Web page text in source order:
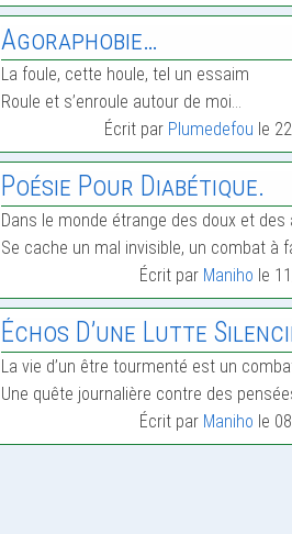
Agoraphobie…
La foule, cette houle, tel un essaim
Roule et s’enroule autour de moi…
Écrit par Plumedefou le
Poésie Pour Diabétique.
Dans le monde étrange des doux et des
Se cache un mal invisible, un combat à
Écrit par Maniho le
Échos D’une Lutte
La vie d’un être tourmenté est un
Une quête journalière contre des
Écrit par Maniho le